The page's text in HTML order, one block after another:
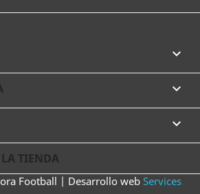



TIENDA
Football | Desarrollo webServices